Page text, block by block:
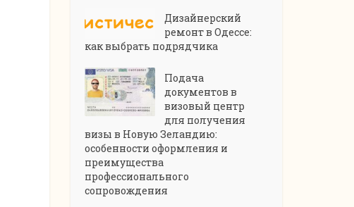
Дизайнерский
ремонт в Одессе:
как выбрать подрядчика
Подача
документов в
визовый центр
для получения
визы в Новую Зеландию:
особенности оформления и
преимущества
профессионального
сопровождения